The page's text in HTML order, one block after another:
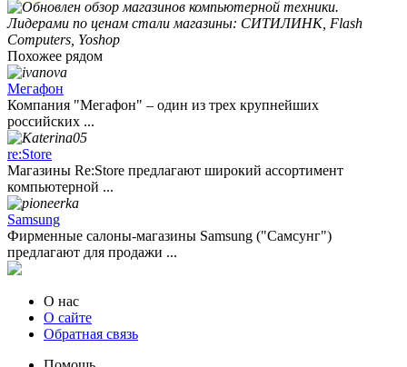
Похожее рядом
Мегафон
Компания "Мегафон" – один из трех крупнейших
российских ...
re:Store
Магазины Re:Store предлагают широкий ассортимент
компьютерной ...
Samsung
Фирменные салоны-магазины Samsung ("Самсунг")
предлагают для продажи ...
О нас
О сайте
Обратная связь